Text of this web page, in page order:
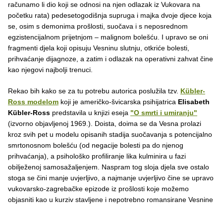
računamo li dio koji se odnosi na njen odlazak iz Vukovara na
početku rata) pedesetogodišnja supruga i majka dvoje djece koja
se, osim s demonima prošlosti, suočava i s neposrednom
egzistencijalnom prijetnjom – malignom bolešću. I upravo se oni
fragmenti djela koji opisuju Vesninu slutnju, otkriće bolesti,
prihvaćanje dijagnoze, a zatim i odlazak na operativni zahvat čine
kao njegovi najbolji trenuci.
Rekao bih kako se za tu potrebu autorica poslužila tzv. Kübler-
Ross modelom koji je američko-švicarska psihijatrica Elisabeth
Kübler-Ross predstavila u knjizi eseja "O smrti i umiranju"
(izvorno objavljenoj 1969.). Doista, doima se da Vesna prolazi
kroz svih pet u modelu opisanih stadija suočavanja s potencijalno
smrtonosnom bolešću (od negacije bolesti pa do njenog
prihvaćanja), a psihološko profiliranje lika kulminira u fazi
obilježenoj samosažaljenjem. Naspram tog sloja djela sve ostalo
stoga se čini manje uvjerljivo, a najmanje uvjerljivo čine se upravo
vukovarsko-zagrebačke epizode iz prošlosti koje možemo
objasniti kao u kurziv stavljene i nepotrebno romansirane Vesnine